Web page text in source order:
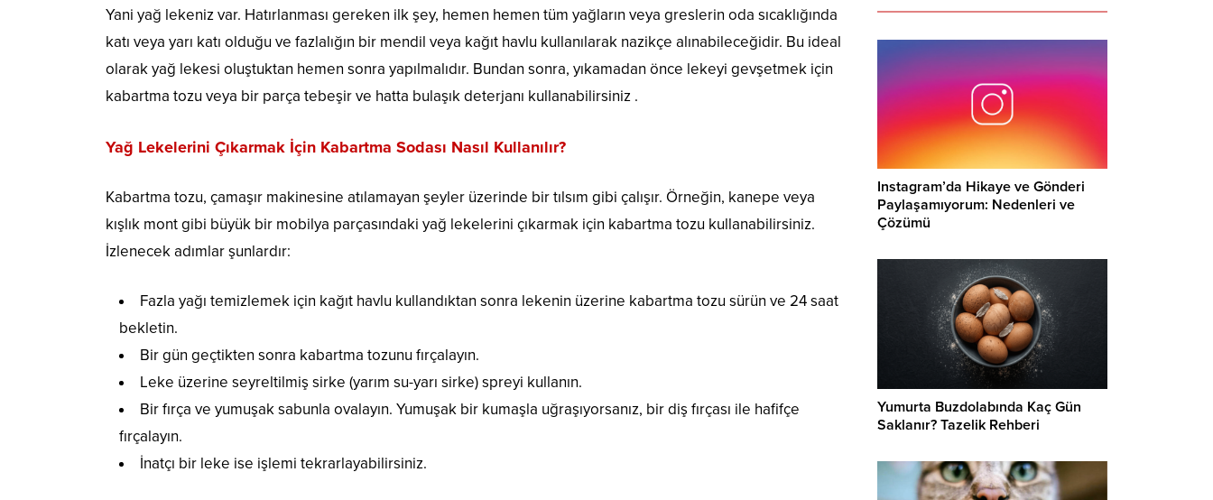
Yani yağ lekeniz var. Hatırlanması gereken ilk şey, hemen hemen tüm yağların veya greslerin oda sıcaklığında
katı veya yarı katı olduğu ve fazlalığın bir mendil veya kağıt havlu kullanılarak nazikçe alınabileceğidir. Bu ideal
olarak yağ lekesi oluştuktan hemen sonra yapılmalıdır. Bundan sonra, yıkamadan önce lekeyi gevşetmek için
kabartma tozu veya bir parça tebeşir ve hatta bulaşık deterjanı kullanabilirsiniz .
Yağ Lekelerini Çıkarmak İçin Kabartma Sodası Nasıl Kullanılır?
Kabartma tozu, çamaşır makinesine atılamayan şeyler üzerinde bir tılsım gibi çalışır. Örneğin, kanepe veya
kışlık mont gibi büyük bir mobilya parçasındaki yağ lekelerini çıkarmak için kabartma tozu kullanabilirsiniz.
İzlenecek adımlar şunlardır:
Fazla yağı temizlemek için kağıt havlu kullandıktan sonra lekenin üzerine kabartma tozu sürün ve 24 saat
bekletin.
Bir gün geçtikten sonra kabartma tozunu fırçalayın.
Leke üzerine seyreltilmiş sirke (yarım su-yarı sirke) spreyi kullanın.
Bir fırça ve yumuşak sabunla ovalayın. Yumuşak bir kumaşla uğraşıyorsanız, bir diş fırçası ile hafifçe
fırçalayın.
İnatçı bir leke ise işlemi tekrarlayabilirsiniz.
Instagram’da Hikaye ve Gönderi
Paylaşamıyorum: Nedenleri ve
Çözümü
Yumurta Buzdolabında Kaç Gün
Saklanır? Tazelik Rehberi